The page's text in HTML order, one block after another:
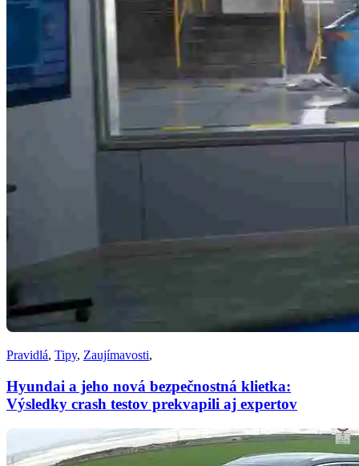
Pravidlá, Tipy, Zaujímavosti,
Hyundai a jeho nová bezpečnostná klietka:
Výsledky crash testov prekvapili aj expertov